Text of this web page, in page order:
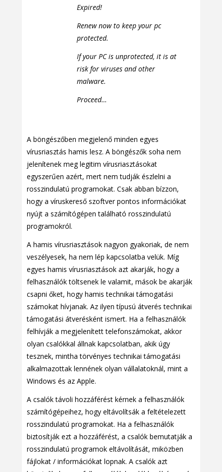
Expired!
Renew now to keep your pc
protected.
If your PC is unprotected, it is at
risk for viruses and other
malware.
Proceed…
A böngészőben megjelenő minden egyes
vírusriasztás hamis lesz. A böngészők soha nem
jelenítenek meg legitim vírusriasztásokat
egyszerűen azért, mert nem tudják észlelni a
rosszindulatú programokat. Csak abban bízzon,
hogy a víruskereső szoftver pontos információkat
nyújt a számítógépen található rosszindulatú
programokról.
A hamis vírusriasztások nagyon gyakoriak, de nem
veszélyesek, ha nem lép kapcsolatba velük. Míg
egyes hamis vírusriasztások azt akarják, hogy a
felhasználók töltsenek le valamit, mások be akarják
csapni őket, hogy hamis technikai támogatási
számokat hívjanak. Az ilyen típusú átverés technikai
támogatási átverésként ismert. Ha a felhasználók
felhívják a megjelenített telefonszámokat, akkor
olyan csalókkal állnak kapcsolatban, akik úgy
tesznek, mintha törvényes technikai támogatási
alkalmazottak lennének olyan vállalatoknál, mint a
Windows és az Apple.
A csalók távoli hozzáférést kérnek a felhasználók
számítógépeihez, hogy eltávolítsák a feltételezett
rosszindulatú programokat. Ha a felhasználók
biztosítják ezt a hozzáférést, a csalók bemutatják a
rosszindulatú programok eltávolítását, miközben
fájlokat / információkat lopnak. A csalók azt